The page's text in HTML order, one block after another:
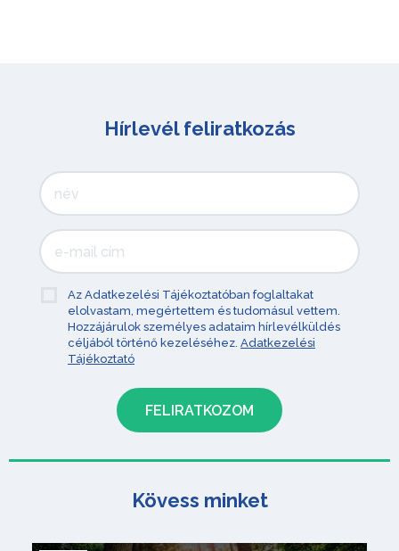
Hírlevél feliratkozás
Az Adatkezelési Tájékoztatóban foglaltakat
elolvastam, megértettem és tudomásul vettem.
Hozzájárulok személyes adataim hírlevélküldés
céljából történő kezeléséhez. Adatkezelési
Tájékoztató
Kövess minket